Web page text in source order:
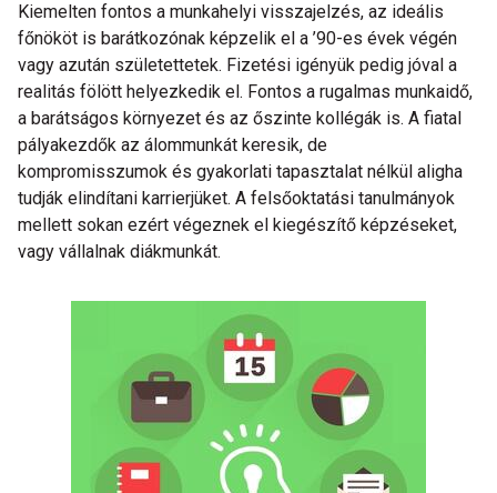
Kiemelten fontos a munkahelyi visszajelzés, az ideális
főnököt is barátkozónak képzelik el a ’90-es évek végén
vagy azután születettetek. Fizetési igényük pedig jóval a
realitás fölött helyezkedik el. Fontos a rugalmas munkaidő,
a barátságos környezet és az őszinte kollégák is. A fiatal
pályakezdők az álommunkát keresik, de
kompromisszumok és gyakorlati tapasztalat nélkül aligha
tudják elindítani karrierjüket. A felsőoktatási tanulmányok
mellett sokan ezért végeznek el kiegészítő képzéseket,
vagy vállalnak diákmunkát.